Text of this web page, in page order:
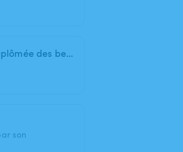
Cours de peinture pour enfants et adultes par une artiste diplômée des beaux arts supérieur de Paris
son